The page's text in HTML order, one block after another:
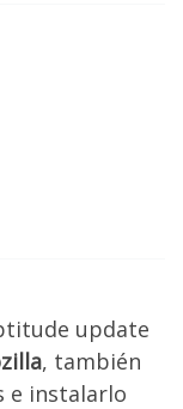
update
, también
e instalarlo